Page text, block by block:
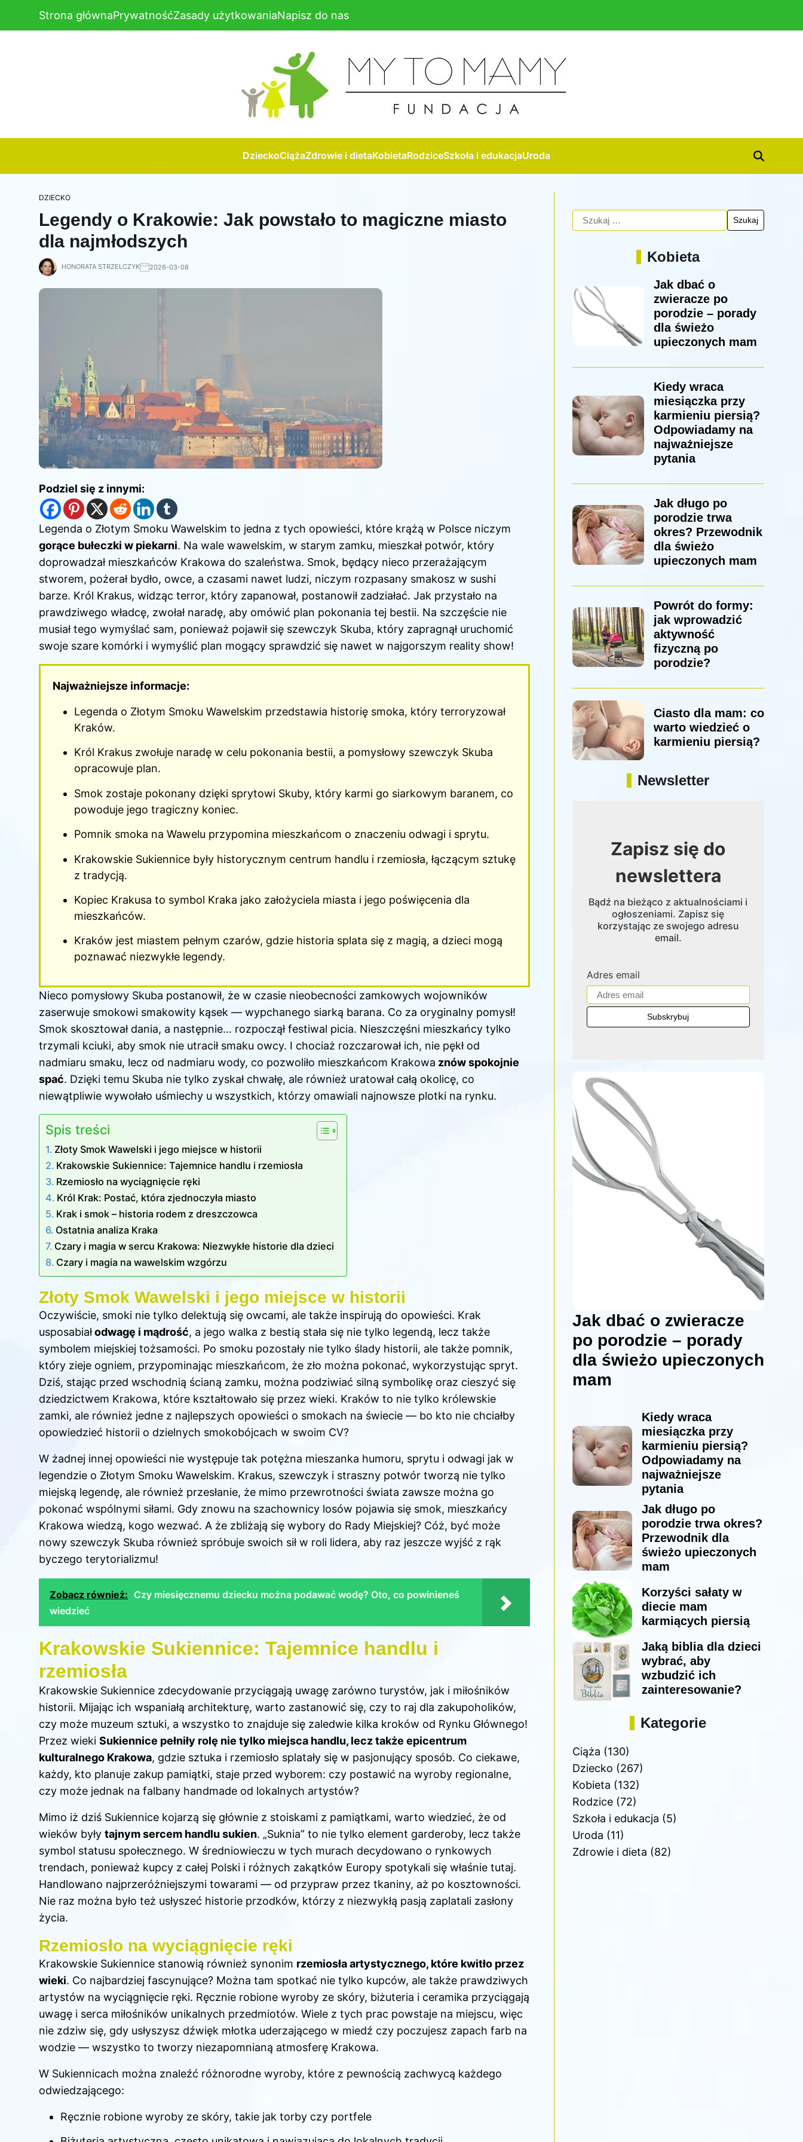
Strona głównaPrywatnośćZasady użytkowaniaNapisz do nas
DzieckoCiążaZdrowie i dietaKobietaRodziceSzkoła i edukacjaUroda
DZIECKO
Legendy o Krakowie: Jak powstało to magiczne miasto
dla najmłodszych
HONORATA STRZELCZYK 2026-03-08
Podziel się z innymi:
Legenda o Złotym Smoku Wawelskim to jedna z tych opowieści, które krążą w Polsce niczym
gorące bułeczki w piekarni. Na wale wawelskim, w starym zamku, mieszkał potwór, który
doprowadzał mieszkańców Krakowa do szaleństwa. Smok, będący nieco przerażającym
stworem, pożerał bydło, owce, a czasami nawet ludzi, niczym rozpasany smakosz w sushi
barze. Król Krakus, widząc terror, który zapanował, postanowił zadziałać. Jak przystało na
prawdziwego władcę, zwołał naradę, aby omówić plan pokonania tej bestii. Na szczęście nie
musiał tego wymyślać sam, ponieważ pojawił się szewczyk Skuba, który zapragnął uruchomić
swoje szare komórki i wymyślić plan mogący sprawdzić się nawet w najgorszym reality show!
Najważniejsze informacje:
Legenda o Złotym Smoku Wawelskim przedstawia historię smoka, który terroryzował
Kraków.
Król Krakus zwołuje naradę w celu pokonania bestii, a pomysłowy szewczyk Skuba
opracowuje plan.
Smok zostaje pokonany dzięki sprytowi Skuby, który karmi go siarkowym baranem, co
powoduje jego tragiczny koniec.
Pomnik smoka na Wawelu przypomina mieszkańcom o znaczeniu odwagi i sprytu.
Krakowskie Sukiennice były historycznym centrum handlu i rzemiosła, łączącym sztukę
z tradycją.
Kopiec Krakusa to symbol Kraka jako założyciela miasta i jego poświęcenia dla
mieszkańców.
Kraków jest miastem pełnym czarów, gdzie historia splata się z magią, a dzieci mogą
poznawać niezwykłe legendy.
Nieco pomysłowy Skuba postanowił, że w czasie nieobecności zamkowych wojowników
zaserwuje smokowi smakowity kąsek — wypchanego siarką barana. Co za oryginalny pomysł!
Smok skosztował dania, a następnie… rozpoczął festiwal picia. Nieszczęśni mieszkańcy tylko
trzymali kciuki, aby smok nie utracił smaku owcy. I chociaż rozczarował ich, nie pękł od
nadmiaru smaku, lecz od nadmiaru wody, co pozwoliło mieszkańcom Krakowa znów spokojnie
spać. Dzięki temu Skuba nie tylko zyskał chwałę, ale również uratował całą okolicę, co
niewątpliwie wywołało uśmiechy u wszystkich, którzy omawiali najnowsze plotki na rynku.
Spis treści
Złoty Smok Wawelski i jego miejsce w historii
Krakowskie Sukiennice: Tajemnice handlu i rzemiosła
Rzemiosło na wyciągnięcie ręki
Król Krak: Postać, która zjednoczyła miasto
Krak i smok – historia rodem z dreszczowca
Ostatnia analiza Kraka
Czary i magia w sercu Krakowa: Niezwykłe historie dla dzieci
Czary i magia na wawelskim wzgórzu
Złoty Smok Wawelski i jego miejsce w historii
Oczywiście, smoki nie tylko delektują się owcami, ale także inspirują do opowieści. Krak
usposabiałodwagę i mądrość, a jego walka z bestią stała się nie tylko legendą, lecz także
symbolem miejskiej tożsamości. Po smoku pozostały nie tylko ślady historii, ale także pomnik,
który zieje ogniem, przypominając mieszkańcom, że zło można pokonać, wykorzystując spryt.
Dziś, stając przed wschodnią ścianą zamku, można podziwiać silną symbolikę oraz cieszyć się
dziedzictwem Krakowa, które kształtowało się przez wieki. Kraków to nie tylko królewskie
zamki, ale również jedne z najlepszych opowieści o smokach na świecie — bo kto nie chciałby
opowiedzieć historii o dzielnych smokobójcach w swoim CV?
W żadnej innej opowieści nie występuje tak potężna mieszanka humoru, sprytu i odwagi jak w
legendzie o Złotym Smoku Wawelskim. Krakus, szewczyk i straszny potwór tworzą nie tylko
miejską legendę, ale również przesłanie, że mimo przewrotności świata zawsze można go
pokonać wspólnymi siłami. Gdy znowu na szachownicy losów pojawia się smok, mieszkańcy
Krakowa wiedzą, kogo wezwać. A że zbliżają się wybory do Rady Miejskiej? Cóż, być może
nowy szewczyk Skuba również spróbuje swoich sił w roli lidera, aby raz jeszcze wyjść z rąk
byczego terytorializmu!
Zobacz również: Czy miesięcznemu dziecku można podawać wodę? Oto, co powinieneś
wiedzieć
Krakowskie Sukiennice: Tajemnice handlu i
rzemiosła
Krakowskie Sukiennice zdecydowanie przyciągają uwagę zarówno turystów, jak i miłośników
historii. Mijając ich wspaniałą architekturę, warto zastanowić się, czy to raj dla zakupoholików,
czy może muzeum sztuki, a wszystko to znajduje się zaledwie kilka kroków od Rynku Głównego!
Przez wieki Sukiennice pełniły rolę nie tylko miejsca handlu, lecz także epicentrum
kulturalnego Krakowa, gdzie sztuka i rzemiosło splatały się w pasjonujący sposób. Co ciekawe,
każdy, kto planuje zakup pamiątki, staje przed wyborem: czy postawić na wyroby regionalne,
czy może jednak na falbany handmade od lokalnych artystów?
Mimo iż dziś Sukiennice kojarzą się głównie z stoiskami z pamiątkami, warto wiedzieć, że od
wieków były tajnym sercem handlu sukien. „Suknia” to nie tylko element garderoby, lecz także
symbol statusu społecznego. W średniowieczu w tych murach decydowano o rynkowych
trendach, ponieważ kupcy z całej Polski i różnych zakątków Europy spotykali się właśnie tutaj.
Handlowano najprzeróżniejszymi towarami — od przypraw przez tkaniny, aż po kosztowności.
Nie raz można było też usłyszeć historie przodków, którzy z niezwykłą pasją zaplatali zasłony
życia.
Rzemiosło na wyciągnięcie ręki
Krakowskie Sukiennice stanowią również synonim rzemiosła artystycznego, które kwitło przez
wieki. Co najbardziej fascynujące? Można tam spotkać nie tylko kupców, ale także prawdziwych
artystów na wyciągnięcie ręki. Ręcznie robione wyroby ze skóry, biżuteria i ceramika przyciągają
uwagę i serca miłośników unikalnych przedmiotów. Wiele z tych prac powstaje na miejscu, więc
nie zdziw się, gdy usłyszysz dźwięk młotka uderzającego w miedź czy poczujesz zapach farb na
wodzie — wszystko to tworzy niezapomnianą atmosferę Krakowa.
W Sukiennicach można znaleźć różnorodne wyroby, które z pewnością zachwycą każdego
odwiedzającego:
Ręcznie robione wyroby ze skóry, takie jak torby czy portfele
Kobieta
Jak dbać o
zwieracze po
porodzie – porady
dla świeżo
upieczonych mam
Kiedy wraca
miesiączka przy
karmieniu piersią?
Odpowiadamy na
najważniejsze
pytania
Jak długo po
porodzie trwa
okres? Przewodnik
dla świeżo
upieczonych mam
Powrót do formy:
jak wprowadzić
aktywność
fizyczną po
porodzie?
Ciasto dla mam: co
warto wiedzieć o
karmieniu piersią?
Newsletter
Zapisz się do
newslettera
Bądź na bieżąco z aktualnościami i
ogłoszeniami. Zapisz się
korzystając ze swojego adresu
email.
Adres email
Jak dbać o zwieracze
po porodzie – porady
dla świeżo upieczonych
mam
Kiedy wraca
miesiączka przy
karmieniu piersią?
Odpowiadamy na
najważniejsze
pytania
Jak długo po
porodzie trwa okres?
Przewodnik dla
świeżo upieczonych
mam
Korzyści sałaty w
diecie mam
karmiących piersią
Jaką biblia dla dzieci
wybrać, aby
wzbudzić ich
zainteresowanie?
Kategorie
Ciąża (130)
Dziecko (267)
Kobieta (132)
Rodzice(72)
Szkoła i edukacja (5)
Uroda (11)
Zdrowie i dieta (82)